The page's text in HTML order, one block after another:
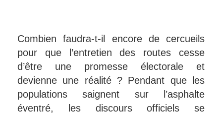
Combien faudra-t-il encore de cercueils
pour que l’entretien des routes cesse
d’être une promesse électorale et
devienne une réalité ? Pendant que les
populations saignent sur l’asphalte
éventré, les discours officiels se